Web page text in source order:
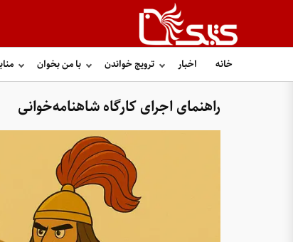
خانه اخبار ترویج خواندن با من بخوان
راهنمای اجرای کارگاه شاهنامه‌خوانی